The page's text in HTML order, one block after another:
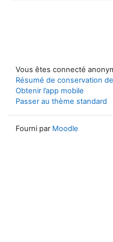
Vous êtes connecté
Résumé de conservation
Obtenir l’app mobile
Passer au thème standard
Fourni par Moodle